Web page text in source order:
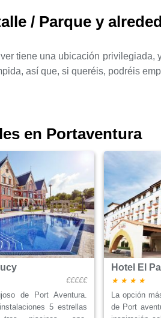
/ Parque y
tiene una ubicación privilegiada,
así que, si queréis, podréis
en Portaventura
€€€€€
de Port Aventura.
5 estrellas
Hotel El
La opción
de Port